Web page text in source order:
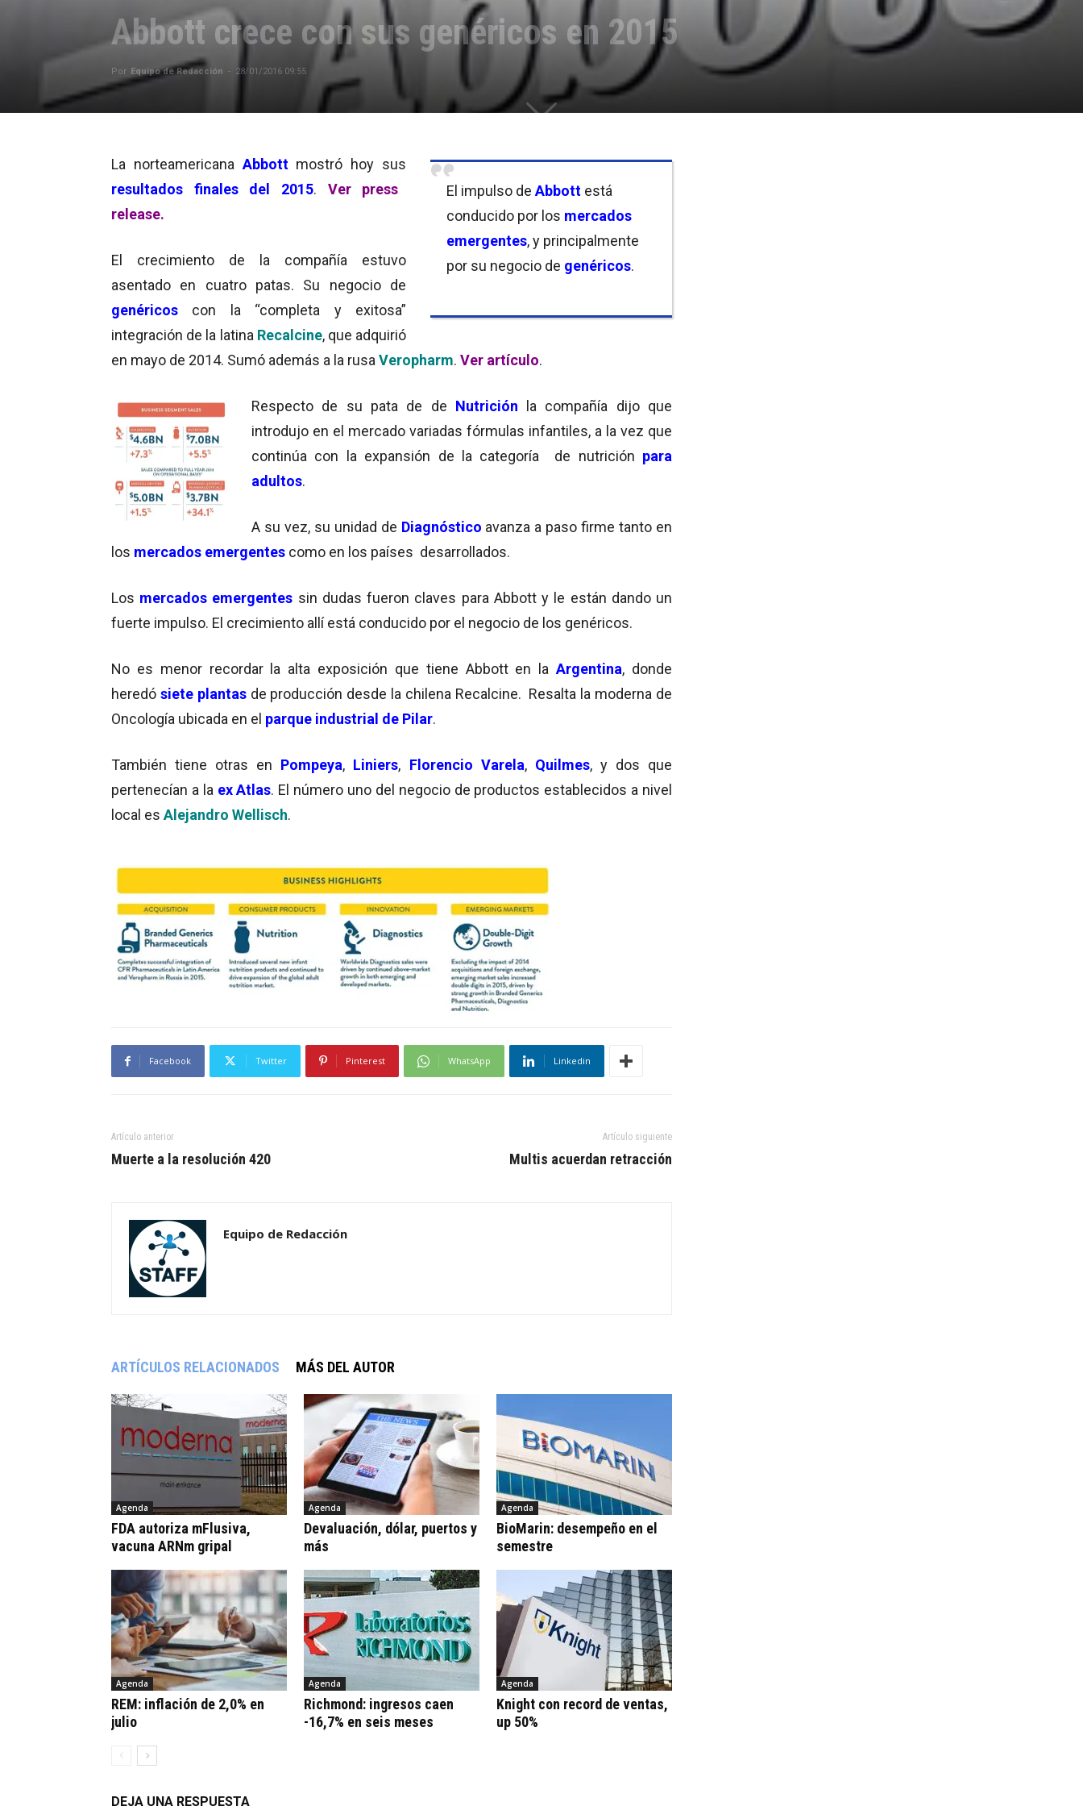
Abbott crece con sus genéricos en 2015
Por Equipo de Redacción - 28/01/2016 09:55
El impulso de Abbott está
conducido por los mercados
emergentes, y principalmente
por su negocio de genéricos.
La norteamericana Abbottmostró hoy sus
resultados finales del 2015. Ver press
release.
El crecimiento de la compañía estuvo
asentado en cuatro patas. Su negocio de
genéricos
con la “completa y exitosa”
integración de la latina Recalcine, que adquirió
en mayo de 2014. Sumó además a la rusa Veropharm. Ver artículo.
Respecto de su pata de de Nutrición la compañía dijo que
introdujo en el mercado variadas fórmulas infantiles, a la vez que
continúa con la expansión de la categoría de nutrición para
adultos.
A su vez, su unidad de Diagnóstico avanza a paso firme tanto en
los mercados emergentes como en los países desarrollados.
Los mercados emergentes sin dudas fueron claves para Abbott y le están dando un
fuerte impulso. El crecimiento allí está conducido por el negocio de los genéricos.
No es menor recordar la alta exposición que tiene Abbott en laArgentina, donde
heredó sieteplantasde producción desde la chilena Recalcine. Resalta la moderna de
Oncología ubicada en el parque industrial de Pilar.
También tiene otras en Pompeya, Liniers, Florencio Varela, Quilmes, y dos que
pertenecían a la ex Atlas. El número uno del negocio de productos establecidos a nivel
local es Alejandro Wellisch.
Facebook Twitter Pinterest WhatsApp Linkedin
Artículo anterior
Muerte a la resolución 420
Artículo siguiente
Multis acuerdan retracción
Equipo de Redacción
ARTÍCULOS RELACIONADOS MÁS DEL AUTOR
Agenda
FDA autoriza mFlusiva,
vacuna ARNm gripal
Agenda
Devaluación, dólar, puertos y
más
Agenda
BioMarin: desempeño en el
semestre
Agenda
REM: inflación de 2,0% en
julio
Agenda
Richmond: ingresos caen
-16,7% en seis meses
Agenda
Knight con record de ventas,
up 50%
DEJA UNA RESPUESTA